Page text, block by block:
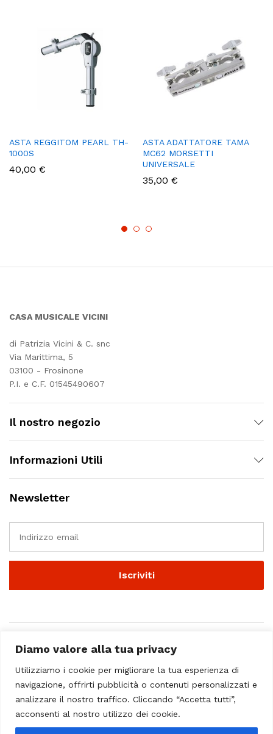
Diamo valore alla tua privacy
Utilizziamo i cookie per migliorare la tua esperienza di
navigazione, offrirti pubblicità o contenuti personalizzati e
analizzare il nostro traffico. Cliccando “Accetta tutti”,
acconsenti al nostro utilizzo dei cookie.
ASTA REGGITOM PEARL TH-
1000S
40,00 €
ASTA ADATTATORE TAMA
MC62 MORSETTI
UNIVERSALE
35,00 €
CASA MUSICALE VICINI
di Patrizia Vicini & C. snc
Via Marittima, 5
03100 - Frosinone
P.I. e C.F. 01545490607
Il nostro negozio
Informazioni Utili
Newsletter
© 2023 - Casa Musicale Vicini. All Rights Reserved